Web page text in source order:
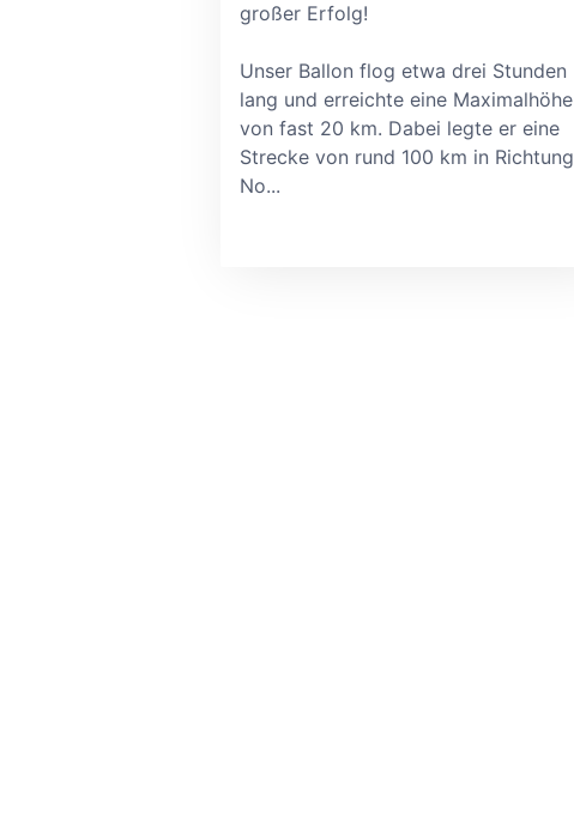
großer Erfolg!
Unser Ballon flog etwa drei Stunden
lang und erreichte eine Maximalhöhe
von fast 20 km. Dabei legte er eine
Strecke von rund 100 km in Richtung
No...